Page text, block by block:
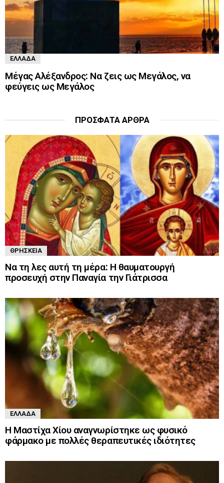
ΕΛΛΆΔΑ
Μέγας Αλέξανδρος: Να ζεις ως Μεγάλος, να
φεύγεις ως Μεγάλος
ΠΡΌΣΦΑΤΑ ΆΡΘΡΑ
ΘΡΗΣΚΕΊΑ
Να τη λες αυτή τη μέρα: Η θαυματουργή
προσευχή στην Παναγία την Γιάτρισσα
ΕΛΛΆΔΑ
Η Μαστίχα Χίου αναγνωρίστηκε ως φυσικό
φάρμακο με πολλές θεραπευτικές ιδιότητες